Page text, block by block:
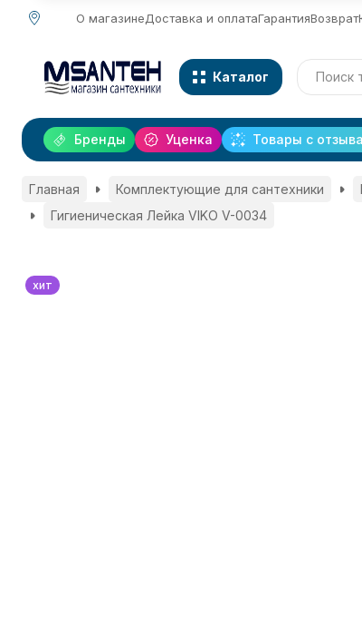
О магазинеДоставка и оплатаГарантияВозврат
Каталог
Уценка Товары с
Бренды
Главная Комплектующие для сантехники
Гигиеническая Лейка VIKO V-0034
хит